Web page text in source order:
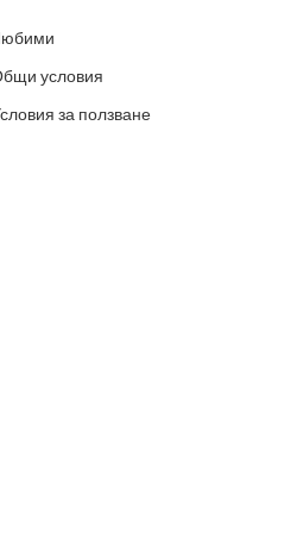
условия
за ползване